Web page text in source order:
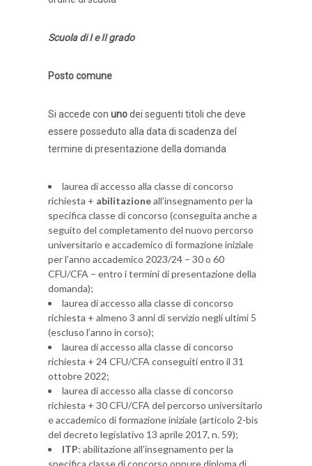
Scuola di I e II grado
Posto comune
Si accede con unodei seguenti titoli che deve
essere posseduto alla data di scadenza del
termine di presentazione della domanda
laurea di accesso alla classe di concorso
richiesta + abilitazioneall’insegnamento per la
specifica classe di concorso (conseguita anche a
seguito del completamento del nuovo percorso
universitario e accademico di formazione iniziale
per l’anno accademico 2023/24 – 30 o 60
CFU/CFA – entro i termini di presentazione della
domanda);
laurea di accesso alla classe di concorso
richiesta + almeno 3 anni di servizio negli ultimi 5
(escluso l’anno in corso);
laurea di accesso alla classe di concorso
richiesta + 24 CFU/CFA conseguiti entro il 31
ottobre 2022;
laurea di accesso alla classe di concorso
richiesta + 30 CFU/CFA del percorso universitario
e accademico di formazione iniziale (articolo 2-bis
del decreto legislativo 13 aprile 2017, n. 59);
ITP: abilitazione all’insegnamento per la
specifica classe di concorso oppure diploma di